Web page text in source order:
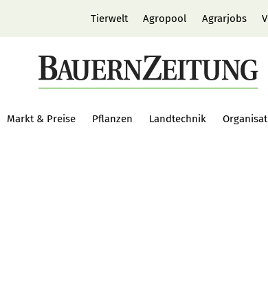
Tierwelt Agropool Agrarjobs
Markt & Preise Pflanzen Landtechnik